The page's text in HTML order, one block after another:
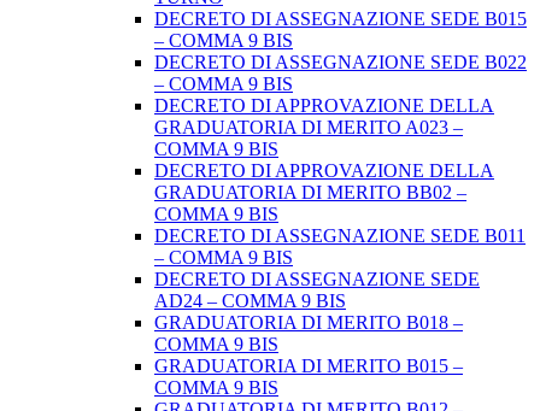
DECRETO DI ASSEGNAZIONE SEDE B015
– COMMA 9 BIS
DECRETO DI ASSEGNAZIONE SEDE B022
– COMMA 9 BIS
DECRETO DI APPROVAZIONE DELLA
GRADUATORIA DI MERITO A023 –
COMMA 9 BIS
DECRETO DI APPROVAZIONE DELLA
GRADUATORIA DI MERITO BB02 –
COMMA 9 BIS
DECRETO DI ASSEGNAZIONE SEDE B011
– COMMA 9 BIS
DECRETO DI ASSEGNAZIONE SEDE
AD24 – COMMA 9 BIS
GRADUATORIA DI MERITO B018 –
COMMA 9 BIS
GRADUATORIA DI MERITO B015 –
COMMA 9 BIS